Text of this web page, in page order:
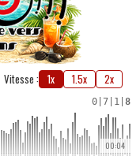
Vitesse : 1x 1.5x 2x
0 7 1 8
00:04